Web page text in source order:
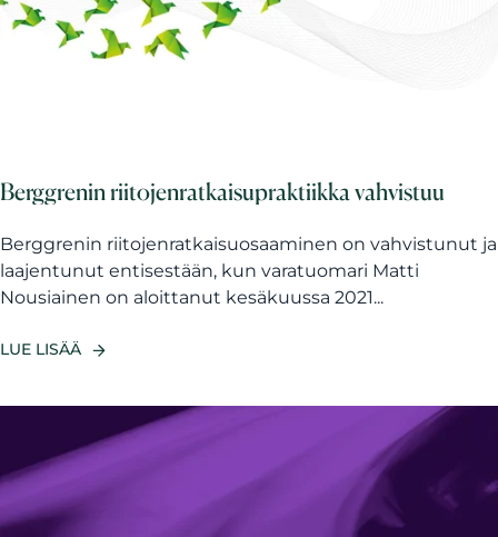
Berggrenin riitojenratkaisupraktiikka vahvistuu
Berggrenin riitojenratkaisuosaaminen on vahvistunut ja
laajentunut entisestään, kun varatuomari Matti
Nousiainen on aloittanut kesäkuussa 2021...
LUE LISÄÄ